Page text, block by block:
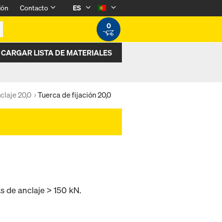
Contacto
ES
0
CARGAR LISTA DE MATERIALES
20,0 Tuerca de fijación 20,0
de anclaje > 150 kN.